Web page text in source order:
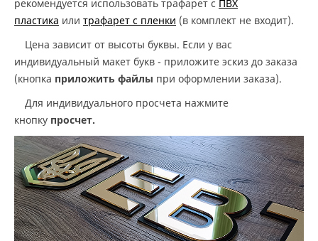
рекомендуется использовать трафарет с ПВХ
пластика или трафарет с пленки (в комплект не входит).
Цена зависит от высоты буквы. Если у вас
индивидуальный макет букв - приложите эскиз до заказа
(кнопка приложить файлы при оформлении заказа).
Для индивидуального просчета нажмите
кнопку просчет.